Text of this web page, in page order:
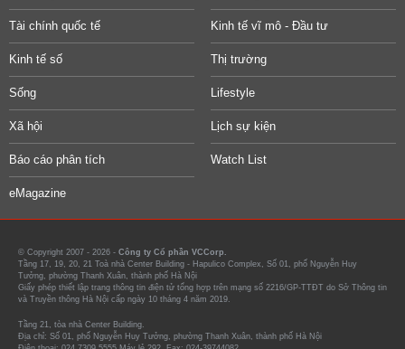
Tài chính quốc tế Kinh tế vĩ mô - Đầu tư
Kinh tế số Thị trường
Sống Lifestyle
Xã hội Lịch sự kiện
Báo cáo phân tích Watch List
eMagazine
© Copyright 2007 - 2026 - Công ty Cổ phần VCCorp.
Tầng 17, 19, 20, 21 Toà nhà Center Building - Hapulico Complex, Số 01, phố Nguyễn Huy
Tưởng, phường Thanh Xuân, thành phố Hà Nội
Giấy phép thiết lập trang thông tin điện tử tổng hợp trên mạng số 2216/GP-TTĐT do Sở Thông tin
và Truyền thông Hà Nội cấp ngày 10 tháng 4 năm 2019.
Tầng 21, tòa nhà Center Building.
Địa chỉ: Số 01, phố Nguyễn Huy Tưởng, phường Thanh Xuân, thành phố Hà Nội